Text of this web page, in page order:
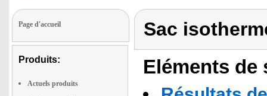
Page d'accueil
Produits:
Actuels produits
Sac
Eléments